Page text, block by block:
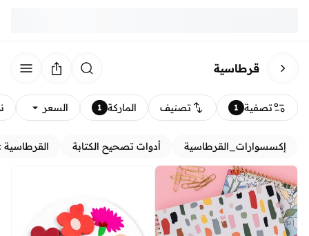
قرطاسية
تصفية 1 تصنيف الماركة 1 السعر
إكسسوارات_القرطاسية أدوات تصحيح الكتابة